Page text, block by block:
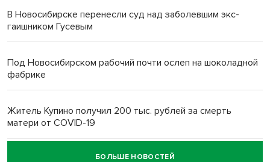
В Новосибирске перенесли суд над заболевшим экс-
гаишником Гусевым
Под Новосибирском рабочий почти ослеп на шоколадной
фабрике
Житель Купино получил 200 тыс. рублей за смерть
матери от COVID-19
Новосибирский суд наказал водителя за смерть
БОЛЬШЕ НОВОСТЕЙ